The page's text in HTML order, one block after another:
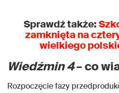
Sprawdź także:
zamknięta na
wielkiego
Wiedźmin 4– co
Rozpoczęcie fazy